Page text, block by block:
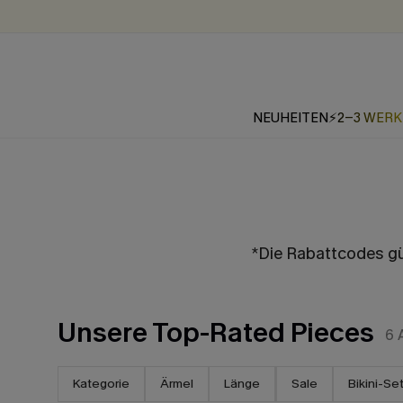
NEUHEITEN⚡2-3
*Die Rabattcodes
Unsere Top-Rated Pieces 6
Kategorie Ärmel Länge Sale Bikini-Set